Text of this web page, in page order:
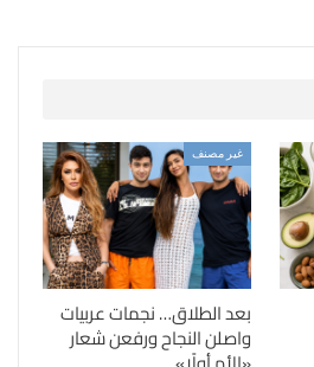
غير مصنف
بعد الطلاق… نجمات عربيات
واصلن النجاح ورفعن شعار